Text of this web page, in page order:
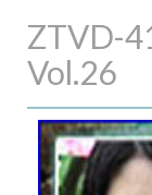
ZTVD-
Vol.26